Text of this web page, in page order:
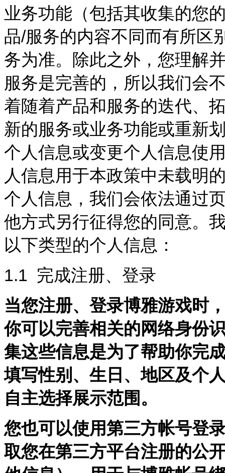
业务功能（包括其收集的您
品/服务的内容不同而有所区
务为准。除此之外，您理解
服务是完善的，所以我们会
着随着产品和服务的迭代、
新的服务或业务功能或重新
个人信息或变更个人信息使
人信息用于本政策中未载明
个人信息，我们会依法通过
他方式另行征得您的同意。
以下类型的个人信息：
1.1 完成注册、登录
当您注册、登录博雅游戏时
你可以完善相关的网络身份
集这些信息是为了帮助你完
填写性别、生日、地区及个
自主选择展示范围。
您也可以使用第三方帐号登
取您在第三方平台注册的公